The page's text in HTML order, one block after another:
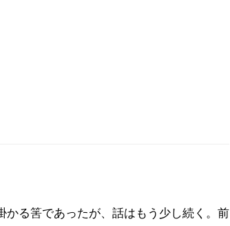
る筈であったが、話はもう少し続く。前